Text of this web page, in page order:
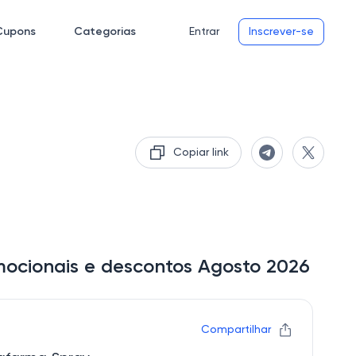
Categorias Entrar Inscrever-se
Copiar link
e descontos Agosto 2026
Compartilhar